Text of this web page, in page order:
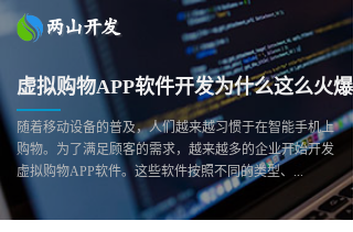
虚拟购物APP软件开发为什么这么火爆
随着移动设备的普及，人们越来越习惯于在智能手机上
购物。为了满足顾客的需求，越来越多的企业开始开发
虚拟购物APP软件。这些软件按照不同的类型、...